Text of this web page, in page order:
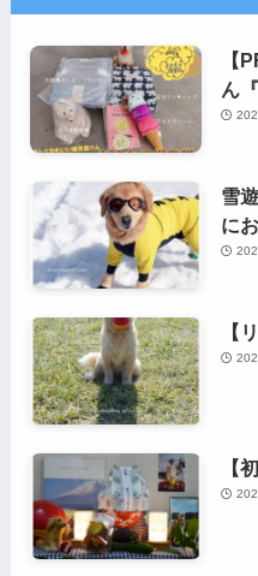
【
ん
雪
に
【
【